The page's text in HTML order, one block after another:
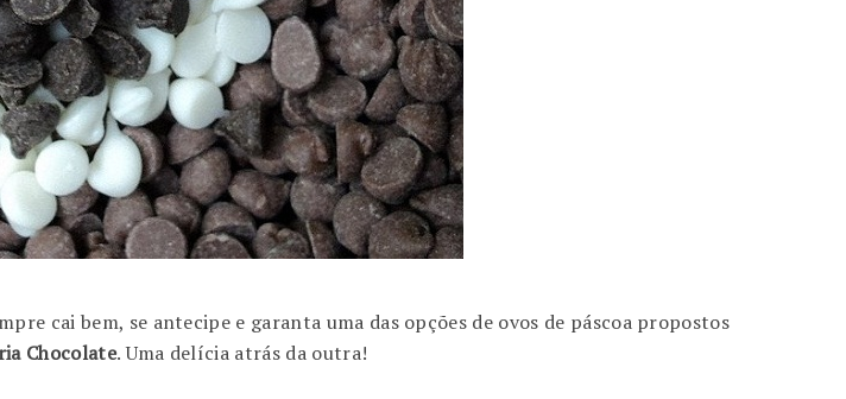
cai bem, se antecipe e garanta uma das opções de ovos de páscoa propostos
Chocolate. Uma delícia atrás da outra!